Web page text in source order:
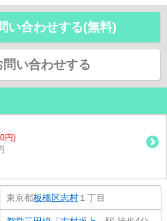
い合わせする(無料)
問い合わせする
円)
東京都板橋区志村 １丁目